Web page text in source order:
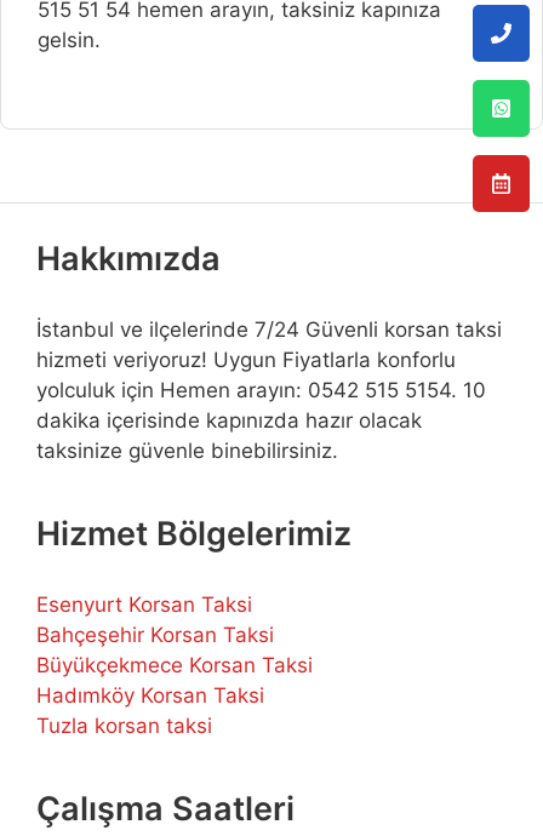
515 51 54 hemen arayın, taksiniz kapınıza
gelsin.
Hakkımızda
İstanbul ve ilçelerinde 7/24 Güvenli korsan taksi
hizmeti veriyoruz! Uygun Fiyatlarla konforlu
yolculuk için Hemen arayın: 0542 515 5154. 10
dakika içerisinde kapınızda hazır olacak
taksinize güvenle binebilirsiniz.
Hizmet Bölgelerimiz
Esenyurt Korsan Taksi
Bahçeşehir Korsan Taksi
Büyükçekmece Korsan Taksi
Hadımköy Korsan Taksi
Tuzla korsan taksi
Çalışma Saatleri